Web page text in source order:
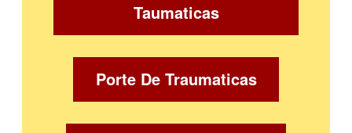
Taumaticas
Porte De Traumaticas